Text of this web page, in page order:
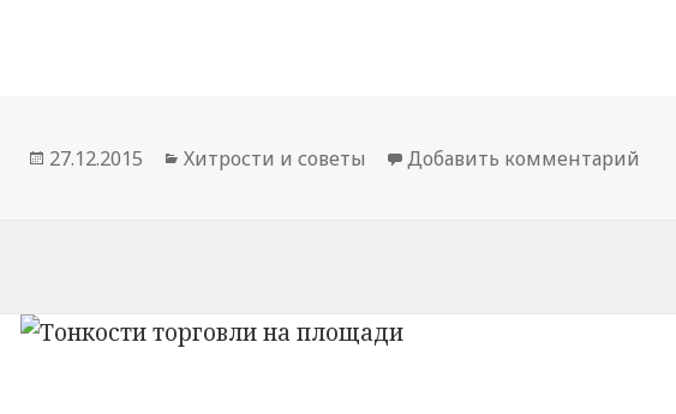
Опубликовано
27.12.2015 Рубрики
Хитрости и советы Добавить комментарий